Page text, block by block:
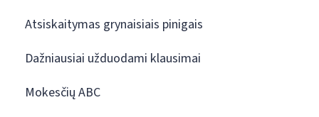
Atsiskaitymas grynaisiais pinigais
Dažniausiai užduodami klausimai
Mokesčių ABC